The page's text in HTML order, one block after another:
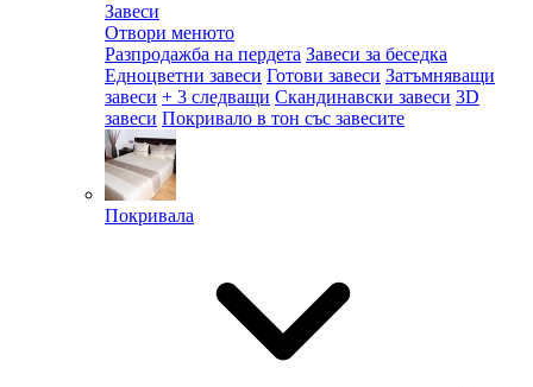
Завеси
Отвори менюто
Разпродажба на пердета Завеси за беседка
Едноцветни завеси Готови завеси Затъмняващи
завеси + 3 следващи Скандинавски завеси 3D
завеси Покривало в тон със завесите
Покривала